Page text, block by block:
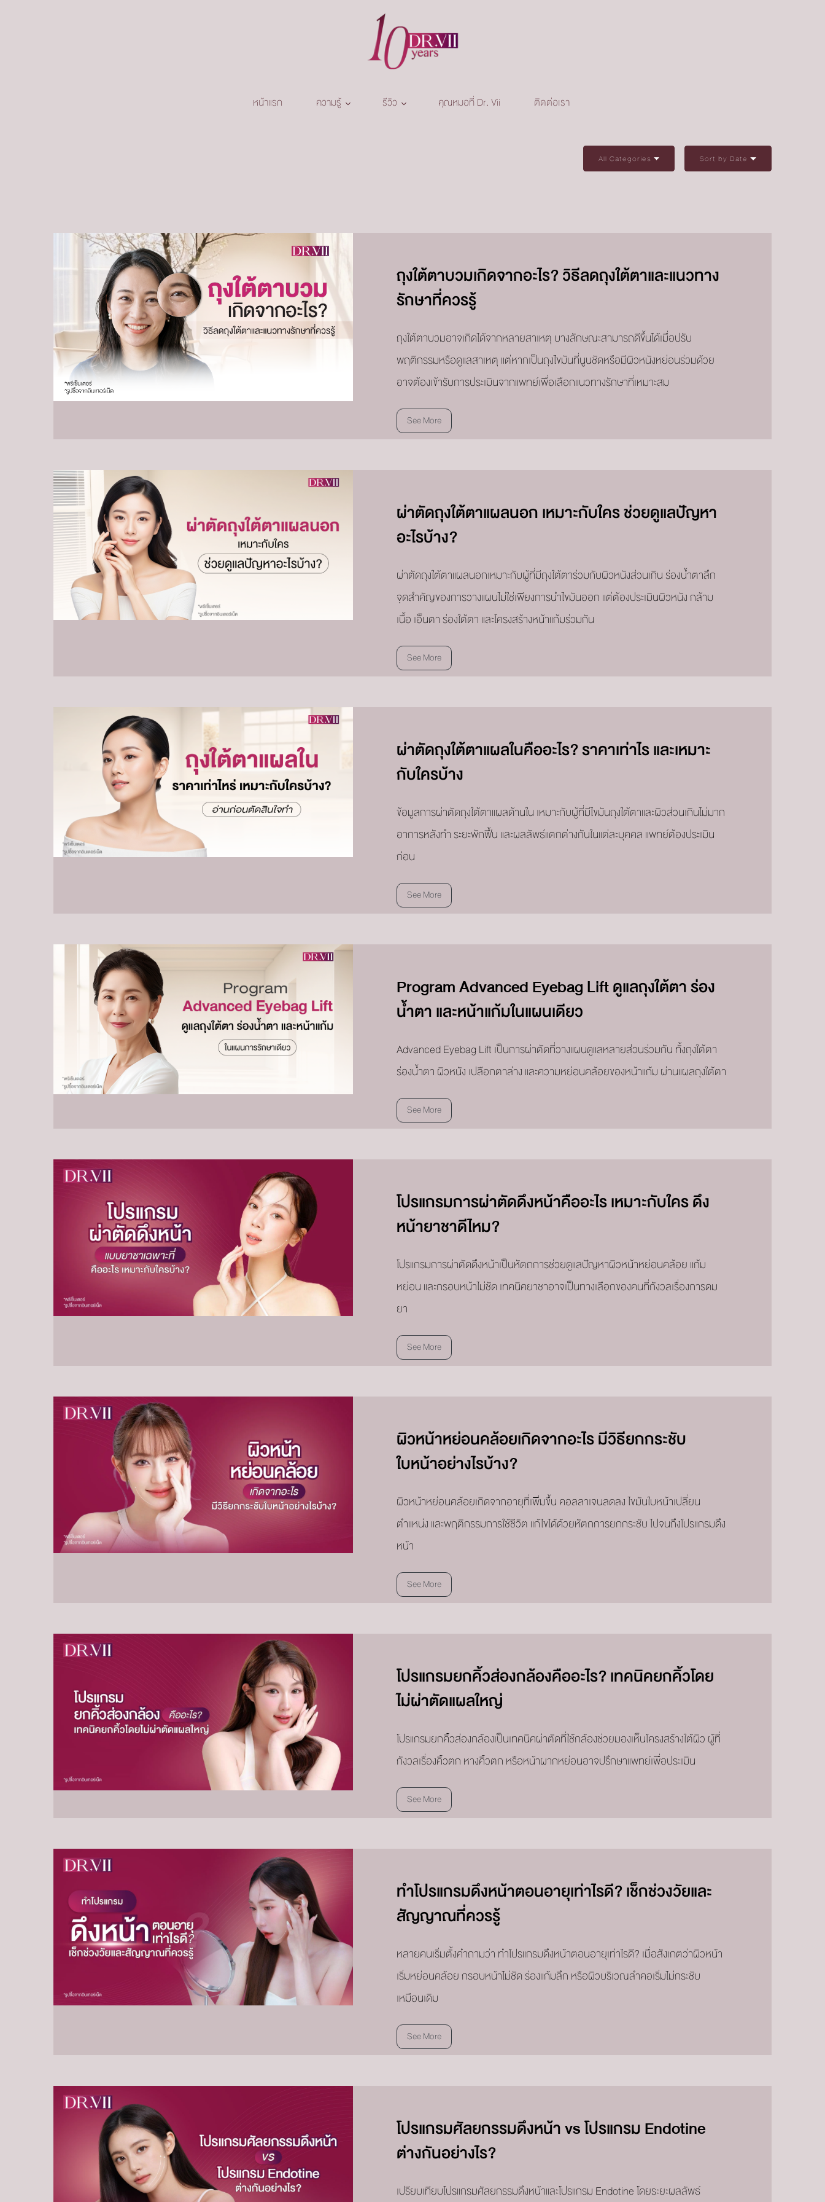
หน้าแรก ความรู้ รีวิว คุณหมอที่ Dr. Vii ติดต่อเรา
All Categories Sort by Date
ถุงใต้ตาบวมเกิดจากอะไร? วิธีลดถุงใต้ตาและแนวทาง
รักษาที่ควรรู้
ถุงใต้ตาบวมอาจเกิดได้จากหลายสาเหตุ บางลักษณะสามารถดีขึ้นได้เมื่อปรับ
พฤติกรรมหรือดูแลสาเหตุ แต่หากเป็นถุงไขมันที่นูนชัดหรือมีผิวหนังหย่อนร่วมด้วย
อาจต้องเข้ารับการประเมินจากแพทย์เพื่อเลือกแนวทางรักษาที่เหมาะสม
See More
ผ่าตัดถุงใต้ตาแผลนอก เหมาะกับใคร ช่วยดูแลปัญหา
อะไรบ้าง?
ผ่าตัดถุงใต้ตาแผลนอกเหมาะกับผู้ที่มีถุงใต้ตาร่วมกับผิวหนังส่วนเกิน ร่องน้ำตาลึก
จุดสำคัญของการวางแผนไม่ใช่เพียงการนำไขมันออก แต่ต้องประเมินผิวหนัง กล้าม
เนื้อ เอ็นตา ร่องใต้ตา และโครงสร้างหน้าแก้มร่วมกัน
See More
ผ่าตัดถุงใต้ตาแผลในคืออะไร? ราคาเท่าไร และเหมาะ
กับใครบ้าง
ข้อมูลการผ่าตัดถุงใต้ตาแผลด้านใน เหมาะกับผู้ที่มีไขมันถุงใต้ตาและผิวส่วนเกินไม่มาก
อาการหลังทำ ระยะพักฟื้น และผลลัพธ์แตกต่างกันในแต่ละบุคคล แพทย์ต้องประเมิน
ก่อน
See More
Program Advanced Eyebag Lift ดูแลถุงใต้ตา ร่อง
น้ำตา และหน้าแก้มในแผนเดียว
Advanced Eyebag Lift เป็นการผ่าตัดที่วางแผนดูแลหลายส่วนร่วมกัน ทั้งถุงใต้ตา
ร่องน้ำตา ผิวหนัง เปลือกตาล่าง และความหย่อนคล้อยของหน้าแก้ม ผ่านแผลถุงใต้ตา
See More
โปรแกรมการผ่าตัดดึงหน้าคืออะไร เหมาะกับใคร ดึง
หน้ายาชาดีไหม?
โปรแกรมการผ่าตัดดึงหน้าเป็นหัตถการช่วยดูแลปัญหาผิวหน้าหย่อนคล้อย แก้ม
หย่อน และกรอบหน้าไม่ชัด เทคนิคยาชาอาจเป็นทางเลือกของคนที่กังวลเรื่องการดม
ยา
See More
ผิวหน้าหย่อนคล้อยเกิดจากอะไร มีวิธียกกระชับ
ใบหน้าอย่างไรบ้าง?
ผิวหน้าหย่อนคล้อยเกิดจากอายุที่เพิ่มขึ้น คอลลาเจนลดลง ไขมันใบหน้าเปลี่ยน
ตำแหน่ง และพฤติกรรมการใช้ชีวิต แก้ไขได้ด้วยหัตถการยกกระชับ ไปจนถึงโปรแกรมดึง
หน้า
See More
โปรแกรมยกคิ้วส่องกล้องคืออะไร? เทคนิคยกคิ้วโดย
ไม่ผ่าตัดแผลใหญ่
โปรแกรมยกคิ้วส่องกล้องเป็นเทคนิคผ่าตัดที่ใช้กล้องช่วยมองเห็นโครงสร้างใต้ผิว ผู้ที่
กังวลเรื่องคิ้วตก หางคิ้วตก หรือหน้าผากหย่อนอาจปรึกษาแพทย์เพื่อประเมิน
See More
ทำโปรแกรมดึงหน้าตอนอายุเท่าไรดี? เช็กช่วงวัยและ
สัญญาณที่ควรรู้
หลายคนเริ่มตั้งคำถามว่า ทำโปรแกรมดึงหน้าตอนอายุเท่าไรดี? เมื่อสังเกตว่าผิวหน้า
เริ่มหย่อนคล้อย กรอบหน้าไม่ชัด ร่องแก้มลึก หรือผิวบริเวณลำคอเริ่มไม่กระชับ
เหมือนเดิม
See More
โปรแกรมศัลยกรรมดึงหน้า vs โปรแกรม Endotine
ต่างกันอย่างไร?
เปรียบเทียบโปรแกรมศัลยกรรมดึงหน้าและโปรแกรม Endotine โดยระยะผลลัพธ์